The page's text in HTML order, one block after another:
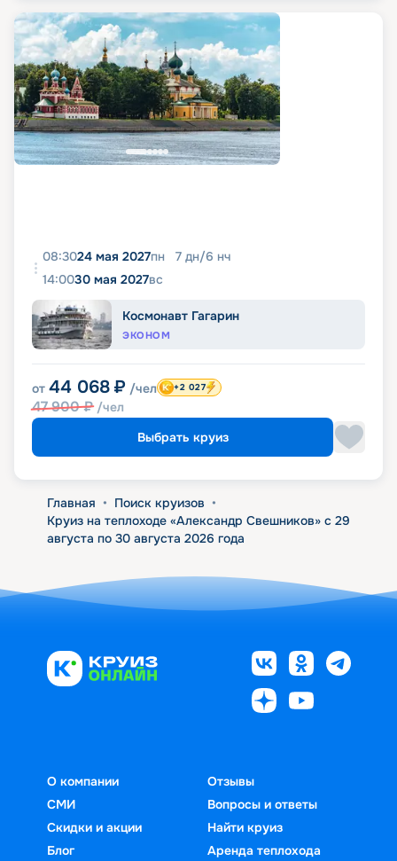
08:3024 мая 2027пн 7 дн/6 нч
14:0030 мая 2027вс
Космонавт Гагарин
ЭКОНОМ
от 44 068 ₽ /чел
47 900₽ /чел
+2 027
Выбрать круиз
Главная • Поиск круизов •
Круиз на теплоходе «Александр Свешников» с 29
августа по 30 августа 2026 года
О компании
СМИ
Скидки и акции
Блог
Отзывы
Вопросы и ответы
Найти круиз
Аренда теплохода